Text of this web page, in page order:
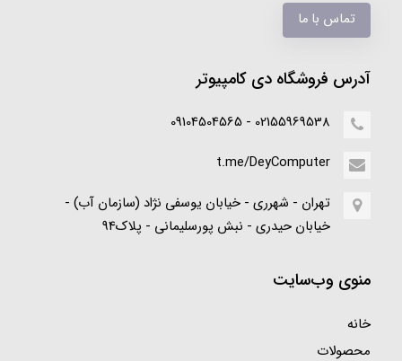
تماس با ما
آدرس فروشگاه دی کامپیوتر
02155969538 - 09104504565
t.me/DeyComputer
تهران - شهرری - خیابان یوسفی نژاد (سازمان آب) -
خیابان حیدری - نبش پورسلیمانی - پلاک94
منوی وب‌سایت
خانه
محصولات